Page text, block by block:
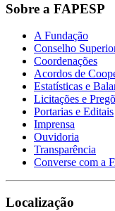
Sobre a FAPESP
A Fundação
Conselho
Coordenações
Acordos de
Estatísticas e
Licitações e
Portarias e Editais
Imprensa
Ouvidoria
Transparência
Converse com a
Localização